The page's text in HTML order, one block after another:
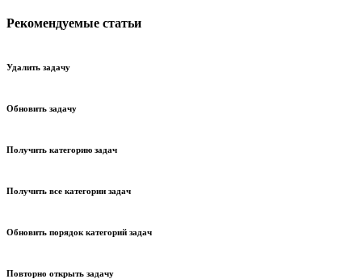
Рекомендуемые статьи
Удалить задачу
Обновить задачу
Получить категорию задач
Получить все категории задач
Обновить порядок категорий задач
Повторно открыть задачу